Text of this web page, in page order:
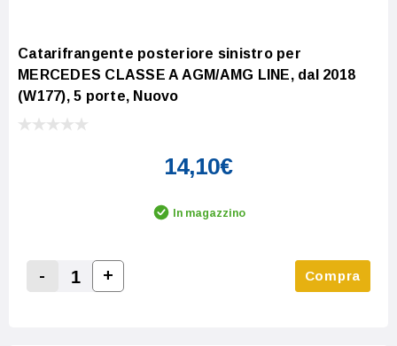
Catarifrangente posteriore sinistro per
MERCEDES CLASSE A AGM/AMG LINE, dal 2018
(W177), 5 porte, Nuovo
14,10€
In magazzino
Decrease Quantity:
-
Increase Quantity:
+ Compra